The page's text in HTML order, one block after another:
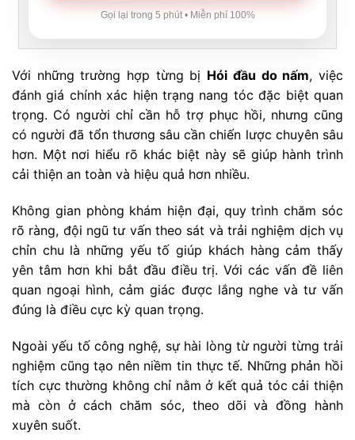
Gọi lại trong 5 phút • Miễn phí 100%
Với những trường hợp từng bị Hói đầu do nấm, việc
đánh giá chính xác hiện trạng nang tóc đặc biệt quan
trọng. Có người chỉ cần hỗ trợ phục hồi, nhưng cũng
có người đã tổn thương sâu cần chiến lược chuyên sâu
hơn. Một nơi hiểu rõ khác biệt này sẽ giúp hành trình
cải thiện an toàn và hiệu quả hơn nhiều.
Không gian phòng khám hiện đại, quy trình chăm sóc
rõ ràng, đội ngũ tư vấn theo sát và trải nghiệm dịch vụ
chỉn chu là những yếu tố giúp khách hàng cảm thấy
yên tâm hơn khi bắt đầu điều trị. Với các vấn đề liên
quan ngoại hình, cảm giác được lắng nghe và tư vấn
đúng là điều cực kỳ quan trọng.
Ngoài yếu tố công nghệ, sự hài lòng từ người từng trải
nghiệm cũng tạo nên niềm tin thực tế. Những phản hồi
tích cực thường không chỉ nằm ở kết quả tóc cải thiện
mà còn ở cách chăm sóc, theo dõi và đồng hành
xuyên suốt.